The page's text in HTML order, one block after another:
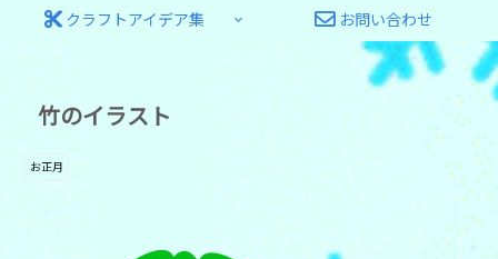
クラフトアイデア集
お問い合わせ
竹のイラスト
お正月